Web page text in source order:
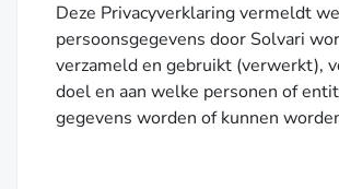
Deze Privacyverklaring vermeldt
persoonsgegevens door Solvari
verzameld en gebruikt (verwerkt),
doel en aan welke personen of
gegevens worden of kunnen